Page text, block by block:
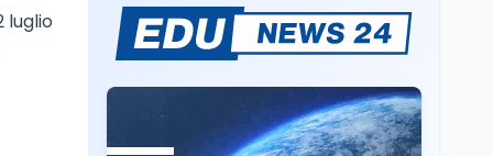
luglio
Se n'è andato il
Maestrone: addio a
l'ultimo cantore di una
generazione ribelle
Lavoro6 ago
La ministra Calderone